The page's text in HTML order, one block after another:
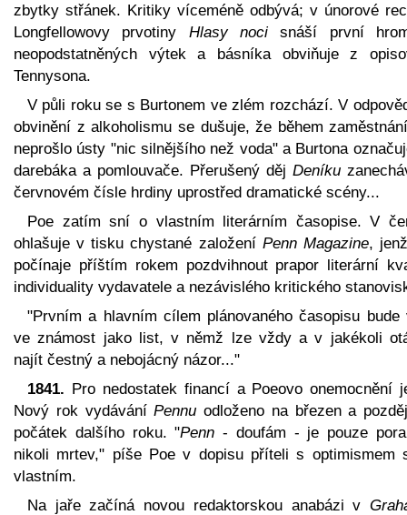
zbytky střánek. Kritiky víceméně odbývá; v únorové
Longfellowovy prvotiny Hlasy noci snáší první
neopodstatněných výtek a básníka obviňuje z
Tennysona.
V půli roku se s Burtonem ve zlém rozchází. V
obvinění z alkoholismu se dušuje, že během
neprošlo ústy "nic silnějšího než voda" a Burtona
darebáka a pomlouvače. Přerušený děj Deníku
červnovém čísle hrdiny uprostřed dramatické scény...
Poe zatím sní o vlastním literárním časopise. V
ohlašuje v tisku chystané založení Penn Magazine,
počínaje příštím rokem pozdvihnout prapor literární
individuality vydavatele a nezávislého kritického
"Prvním a hlavním cílem plánovaného časopisu bude
ve známost jako list, v němž lze vždy a v jakékoli
najít čestný a nebojácný názor..."
1841. Pro nedostatek financí a Poeovo onemocnění
Nový rok vydáváníPennu odloženo na březen a
počátek dalšího roku. "Penn - doufám - je pouze
nikoli mrtev," píše Poe v dopisu příteli s optimismem
vlastním.
Na jaře začíná novou redaktorskou anabázi v